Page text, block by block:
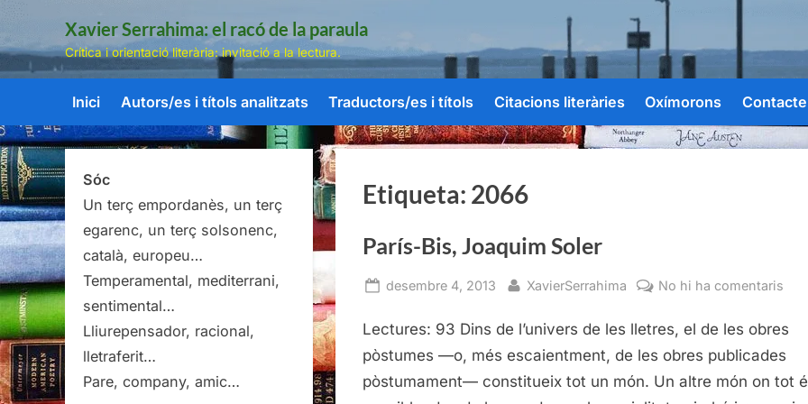
Skip
content
Xavier Serrahima: el racó de la paraula
Crítica i orientació literària: invitació a la lectura.
Inici Autors/es i títols analitzats Traductors/es i títols Citacions literàries Oxímorons Contacte
Etiqueta: 2066
París-Bis, Joaquim Soler
Posted
desembre 4, 2013 By
XavierSerrahima No hi ha comentaris
Bis,
Lectures: 93 Dins de l’univers de les lletres, el de les obres
pòstumes —o, més escaientment, de les obres publicades
pòstumament— constitueix tot un món. Un altre món on tot
Sóc
Un terç empordanès, un terç
egarenc, un terç solsonenc,
català, europeu…
Temperamental, mediterrani,
sentimental…
Lliurepensador, racional,
lletraferit…
Pare, company, amic…